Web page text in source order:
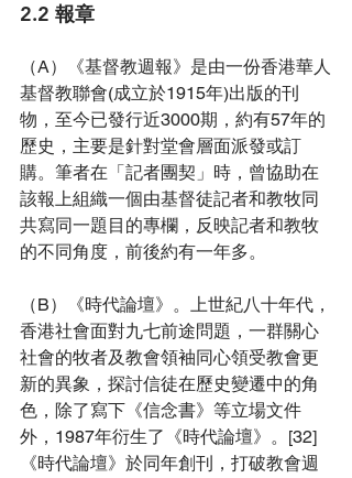
2.2 報章
（A）《基督教週報》是由一份香港華人
基督教聯會(成立於1915年)出版的刊
物，至今已發行近3000期，約有57年的
歷史，主要是針對堂會層面派發或訂
購。筆者在「記者團契」時，曾協助在
該報上組織一個由基督徒記者和教牧同
共寫同一題目的專欄，反映記者和教牧
的不同角度，前後約有一年多。
（B）《時代論壇》。上世紀八十年代，
香港社會面對九七前途問題，一群關心
社會的牧者及教會領袖同心領受教會更
新的異象，探討信徒在歷史變遷中的角
色，除了寫下《信念書》等立場文件
外，1987年衍生了《時代論壇》。[32]
《時代論壇》於同年創刊，打破教會週